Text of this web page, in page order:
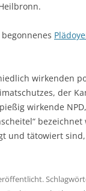
wirkenden
der
wirkende
und tätowiert